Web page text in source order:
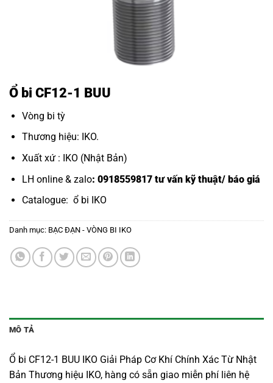
Ổ bi CF12-1 BUU
Vòng bi tỳ
Thương hiệu: IKO.
Xuất xứ : IKO (Nhật Bản)
LH online & zalo: 0918559817 tư vấn kỹ thuật/ báo giá
Catalogue: ổ bi IKO
Danh mục: BẠC ĐẠN - VÒNG BI IKO
MÔ TẢ
Ổ bi CF12-1 BUU IKO Giải Pháp Cơ Khí Chính Xác Từ Nhật
Bản Thương hiệu IKO, hàng có sẵn giao miễn phí liên hệ